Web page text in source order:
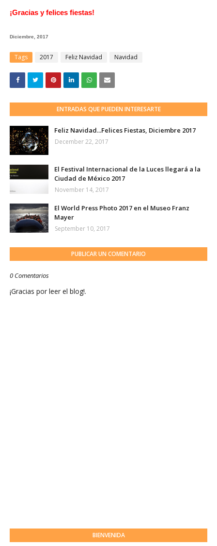
¡Gracias y felices fiestas!
Diciembre, 2017
Tags 2017 Feliz Navidad Navidad
ENTRADAS QUE PUEDEN INTERESARTE
Feliz Navidad...Felices Fiestas, Diciembre 2017
December 22, 2017
El Festival Internacional de la Luces llegará a la
Ciudad de México 2017
November 14, 2017
El World Press Photo 2017 en el Museo Franz
Mayer
September 10, 2017
PUBLICAR UN COMENTARIO
0 Comentarios
¡Gracias por leer el blog!.
BIENVENIDA